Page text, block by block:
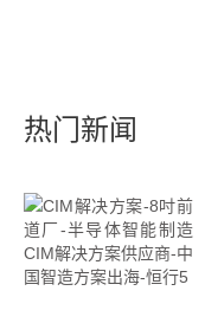
热门新闻